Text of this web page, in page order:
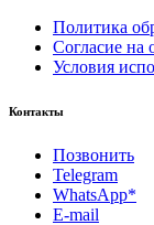
Политика
Согласие на
Условия
Контакты
Позвонить
Telegram
WhatsApp*
E-mail